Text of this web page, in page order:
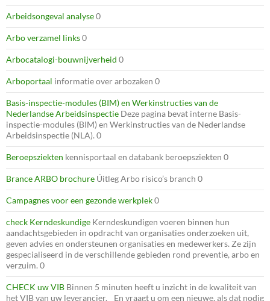
Arbeidsongeval analyse0
Arbo verzamel links0
Arbocatalogi-bouwnijverheid 0
Arboportaal informatie over arbozaken 0
Basis-inspectie-modules (BIM) en Werkinstructies van de
Nederlandse Arbeidsinspectie Deze pagina bevat interne Basis-
inspectie-modules (BIM) en Werkinstructies van de Nederlandse
Arbeidsinspectie (NLA). 0
Beroepsziekten kennisportaal en databank beroepsziekten 0
Brance ARBO brochure Úitleg Arbo risico’s branch 0
Campagnes voor een gezonde werkplek0
check Kerndeskundige Kerndeskundigen voeren binnen hun
aandachtsgebieden in opdracht van organisaties onderzoeken uit,
geven advies en ondersteunen organisaties en medewerkers. Ze zijn
gespecialiseerd in de verschillende gebieden rond preventie, arbo en
verzuim. 0
CHECK uw VIB Binnen 5 minuten heeft u inzicht in de kwaliteit van
het VIB van uw leverancier. En vraagt u om een nieuwe, als dat nodig